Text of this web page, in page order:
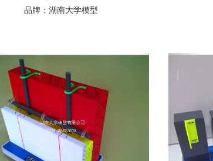
品牌： 湖南大学模型